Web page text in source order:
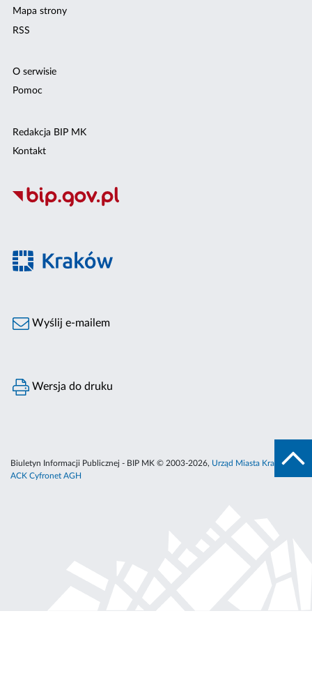
Mapa strony
RSS
O serwisie
Pomoc
Redakcja BIP MK
Kontakt
Wyślij e-mailem
Wersja do druku
Biuletyn Informacji Publicznej - BIP MK © 2003-2026, Urząd Miasta Krakowa
ACK Cyfronet AGH